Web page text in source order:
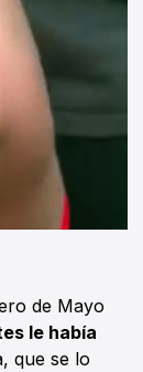
de Mayo
le había
que se lo